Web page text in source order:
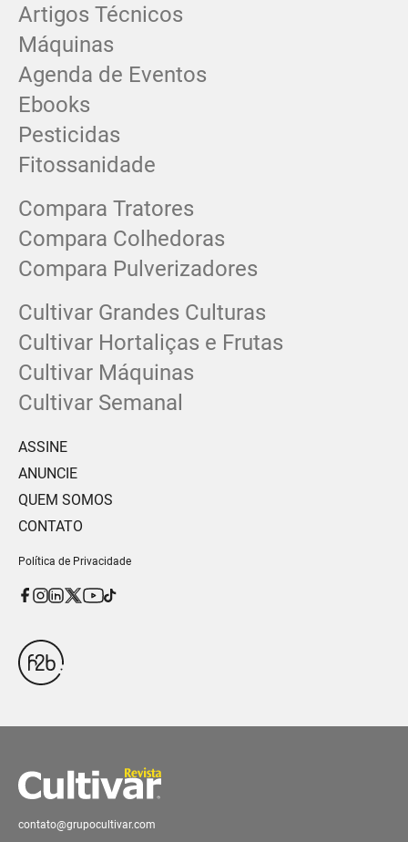
Artigos Técnicos
Máquinas
Agenda de Eventos
Ebooks
Pesticidas
Fitossanidade
Compara Tratores
Compara Colhedoras
Compara Pulverizadores
Cultivar Grandes Culturas
Cultivar Hortaliças e Frutas
Cultivar Máquinas
Cultivar Semanal
ASSINE
ANUNCIE
QUEM SOMOS
CONTATO
Política de Privacidade
contato@grupocultivar.com